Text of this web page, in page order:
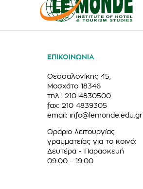
ΕΠΙΚΟΙΝΩΝΙΑ
Θεσσαλονίκης 45,
Μοσχάτο 18346
τηλ.: 210 4830500
fax: 210 4839305
email: info@lemonde.edu.gr
Ωράριο λειτουργίας
γραμματείας για το κοινό:
Δευτέρα - Παρασκευή
09:00 - 19:00